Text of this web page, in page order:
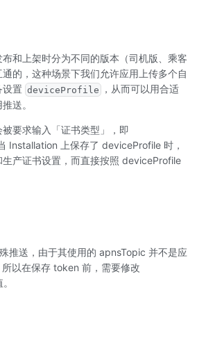
和上架时分为不同的版本（司机版、乘客
的，这种场景下我们允许应用上传多个自
设置 deviceProfile ，从而可以用合适
送。
要求输入「证书类型」，即
Installation 上保存了 deviceProfile 时，
产证书设置，而直接按照 deviceProfile
推送，由于其使用的 apnsTopic 并不是应
以在保存 token 前，需要修改